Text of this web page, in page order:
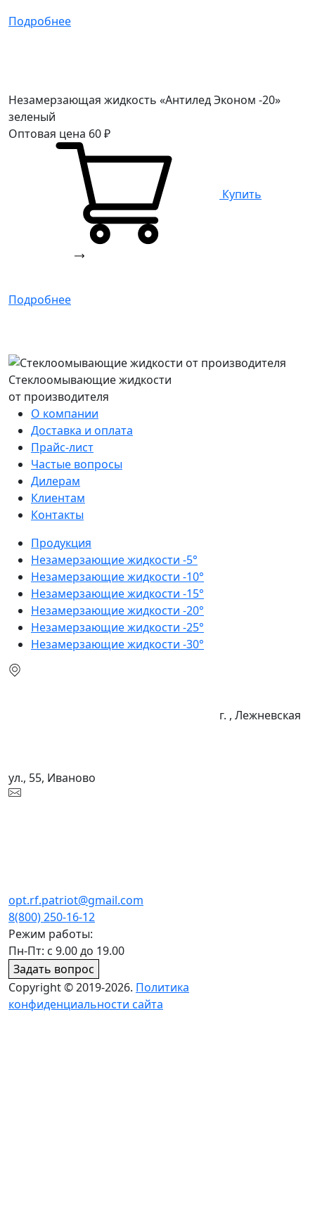
Подробнее
Незамерзающая жидкость «Антилед Эконом -20»
зеленый
Оптовая цена 60₽
Купить
Подробнее
Стеклоомывающие жидкости
от производителя
О компании
Доставка и оплата
Прайс-лист
Частые вопросы
Дилерам
Клиентам
Контакты
Продукция
Незамерзающие жидкости -5°
Незамерзающие жидкости -10°
Незамерзающие жидкости -15°
Незамерзающие жидкости -20°
Незамерзающие жидкости -25°
Незамерзающие жидкости -30°
г. , Лежневская
ул., 55, Иваново
opt.rf.patriot@gmail.com
8(800) 250-16-12
Режим работы:
Пн-Пт: с 9.00 до 19.00
Задать вопрос
Copyright © 2019-2026. Политика
конфиденциальности сайта